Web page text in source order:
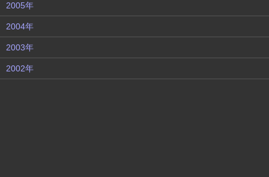
2005年
2004年
2003年
2002年